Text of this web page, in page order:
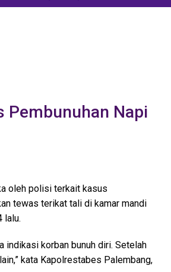
Pembunuhan Napi
oleh polisi terkait kasus
tewas terikat tali di kamar mandi
lalu.
indikasi korban bunuh diri. Setelah
kata Kapolrestabes Palembang,